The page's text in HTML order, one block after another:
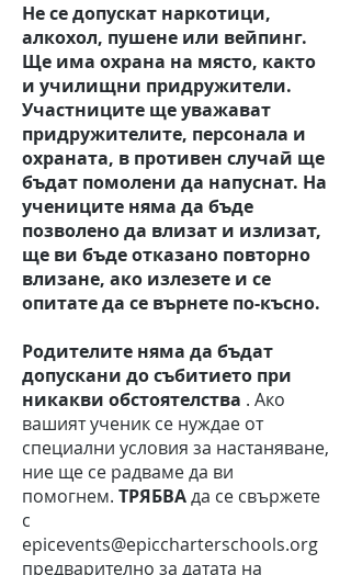
Не се допускат наркотици,
алкохол, пушене или вейпинг.
Ще има охрана на място, както
и училищни придружители.
Участниците ще уважават
придружителите, персонала и
охраната, в противен случай ще
бъдат помолени да напуснат. На
учениците няма да бъде
позволено да влизат и излизат,
ще ви бъде отказано повторно
влизане, ако излезете и се
опитате да се върнете по-късно.
Родителите няма да бъдат
допускани до събитието при
никакви обстоятелства . Ако
вашият ученик се нуждае от
специални условия за настаняване,
ние ще се радваме да ви
помогнем. ТРЯБВАда се свържете
с
epicevents@epiccharterschools.org
предварително за датата на